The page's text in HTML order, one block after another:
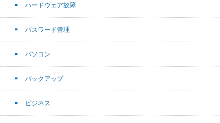
ハードウェア故障
パスワード管理
パソコン
バックアップ
ビジネス